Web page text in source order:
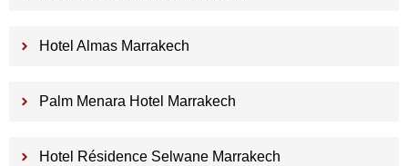
Hotel Almas Marrakech
Palm Menara Hotel Marrakech
Hotel Résidence Selwane Marrakech